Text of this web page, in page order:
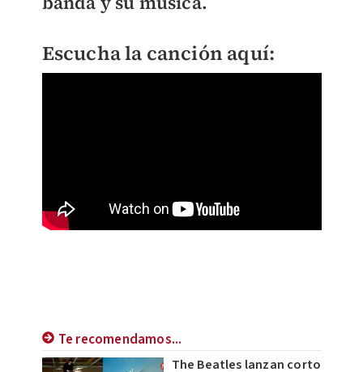
Escucha la canción aquí:
Te recomendamos...
The Beatles lanzan corto